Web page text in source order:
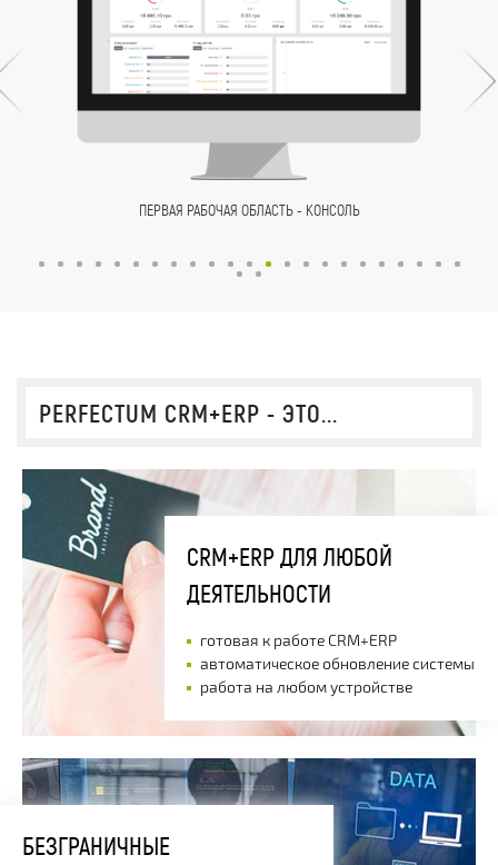
ПЕРВАЯ РАБОЧАЯ ОБЛАСТЬ - КОНСОЛЬ
PERFECTUM CRM+ERP - ЭТО...
CRM+ERP ДЛЯ ЛЮБОЙ
ДЕЯТЕЛЬНОСТИ
готовая к работе CRM+ERP
автоматическое обновление системы
работа на любом устройстве
БЕЗГРАНИЧНЫЕ